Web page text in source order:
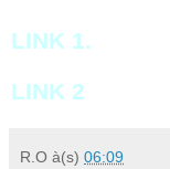
LINK 1.
LINK 2
R.O à(s) 06:09